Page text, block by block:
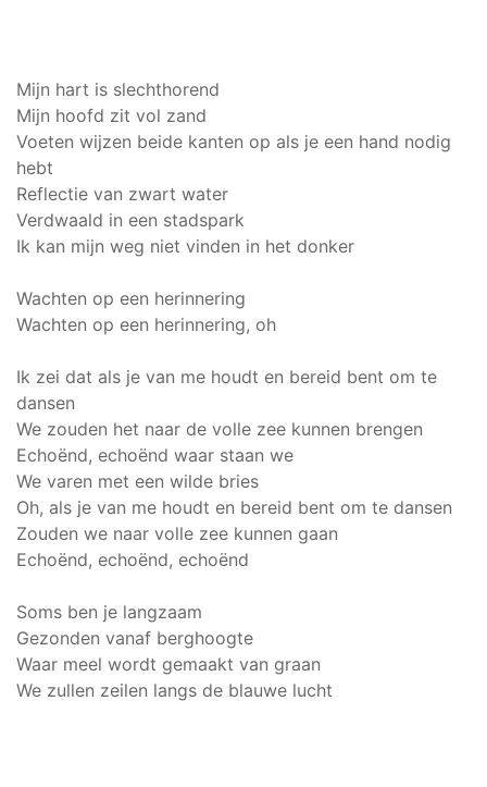
Mijn hart is slechthorend
Mijn hoofd zit vol zand
Voeten wijzen beide kanten op als je een hand nodig
hebt
Reflectie van zwart water
Verdwaald in een stadspark
Ik kan mijn weg niet vinden in het donker
Wachten op een herinnering
Wachten op een herinnering, oh
Ik zei dat als je van me houdt en bereid bent om te
dansen
We zouden het naar de volle zee kunnen brengen
Echoënd, echoënd waar staan we
We varen met een wilde bries
Oh, als je van me houdt en bereid bent om te dansen
Zouden we naar volle zee kunnen gaan
Echoënd, echoënd, echoënd
Soms ben je langzaam
Gezonden vanaf berghoogte
Waar meel wordt gemaakt van graan
We zullen zeilen langs de blauwe lucht